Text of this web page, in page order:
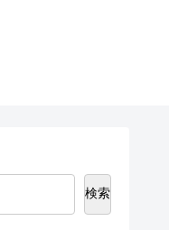
検索